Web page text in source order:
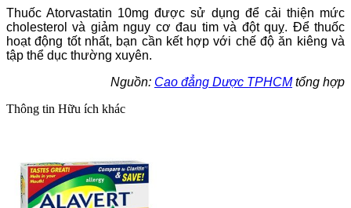
Thuốc Atorvastatin 10mg được sử dụng để cải thiện mức
cholesterol và giảm nguy cơ đau tim và đột quỵ. Để thuốc
hoạt động tốt nhất, bạn cần kết hợp với chế độ ăn kiêng và
tập thể dục thường xuyên.
Nguồn: Cao đẳng Dược TPHCMtổng hợp
Thông tin Hữu ích khác